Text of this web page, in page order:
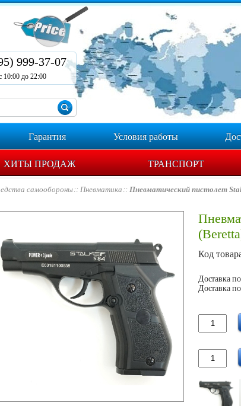
999-37-07
10:00 до 22:00
Гарантия Условия работы
ХИТЫ ПРОДАЖ ТРАНСПОРТ
самообороны Пневматика Пневматический пистолет
Код
Доставка
Доставка